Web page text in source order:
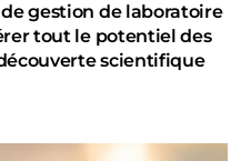
gestion de laboratoire
tout le potentiel des
scientifique